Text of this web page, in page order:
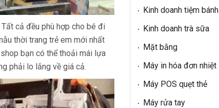
cả đều phù hợp cho bé đi
thời trang trẻ em mới nhất
bạn có thể thoải mái lựa
phải lo lắng về giá cả.
Kinh doanh tiệm bánh
Kinh doanh trà sữa
Mặt bằng
Máy in hóa đơn nhiệt
Máy POS quẹt thẻ
Máy rửa tay